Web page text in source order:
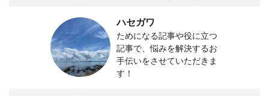
ハセガワ
ためになる記事や役に立つ
記事で、悩みを解決するお
手伝いをさせていただきま
す！